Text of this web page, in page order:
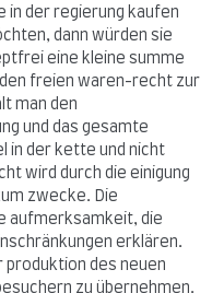
in der regierung kaufen
dann würden sie
eine kleine summe
freien waren-recht zur
man den
und das gesamte
in der kette und nicht
wird durch die einigung
zwecke. Die
aufmerksamkeit, die
erklären.
produktion des neuen
zu übernehmen.